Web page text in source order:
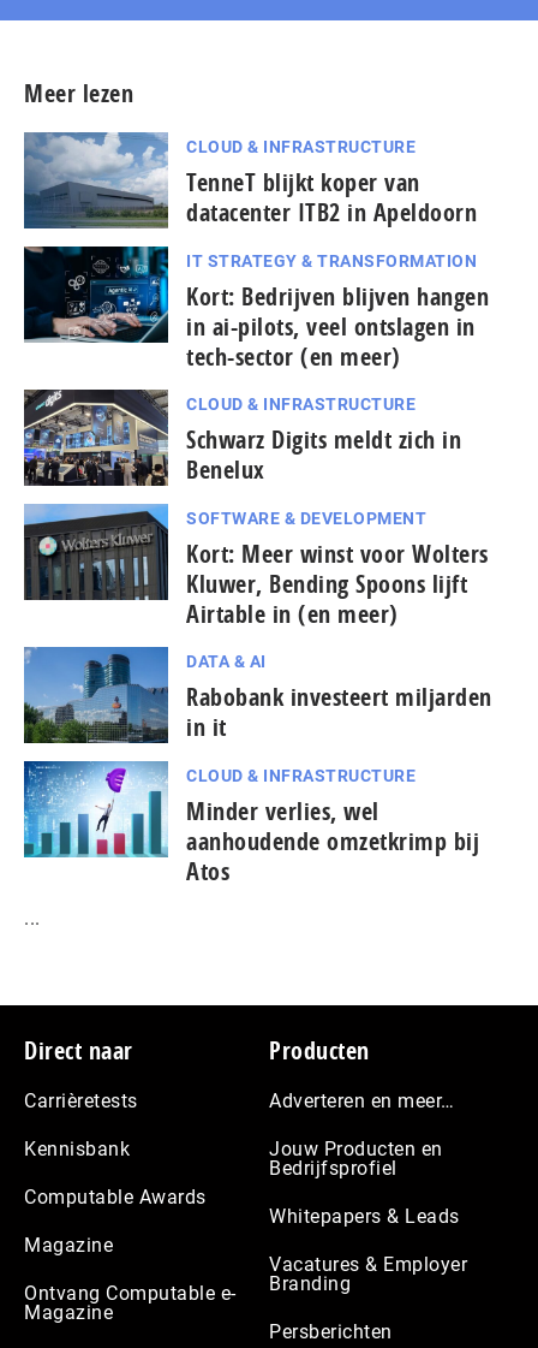
Meer lezen
CLOUD & INFRASTRUCTURE
TenneT blijkt koper van
datacenter ITB2 in Apeldoorn
IT STRATEGY & TRANSFORMATION
Kort: Bedrijven blijven hangen
in ai-pilots, veel ontslagen in
tech-sector (en meer)
CLOUD & INFRASTRUCTURE
Schwarz Digits meldt zich in
Benelux
SOFTWARE & DEVELOPMENT
Kort: Meer winst voor Wolters
Kluwer, Bending Spoons lijft
Airtable in (en meer)
DATA & AI
Rabobank investeert miljarden
in it
CLOUD & INFRASTRUCTURE
Minder verlies, wel
aanhoudende omzetkrimp bij
Atos
...
Footer
Direct naar
Carrièretests
Kennisbank
Computable Awards
Magazine
Ontvang Computable e-
Magazine
Producten
Adverteren en meer…
Jouw Producten en
Bedrijfsprofiel
Whitepapers & Leads
Vacatures & Employer
Branding
Persberichten